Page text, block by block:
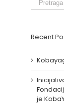
Recent
je